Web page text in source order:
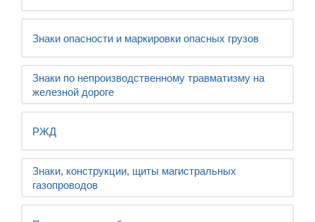
Знаки опасности и маркировки опасных грузов
Знаки по непроизводственному травматизму на
железной дороге
РЖД
Знаки, конструкции, щиты магистральных
газопроводов